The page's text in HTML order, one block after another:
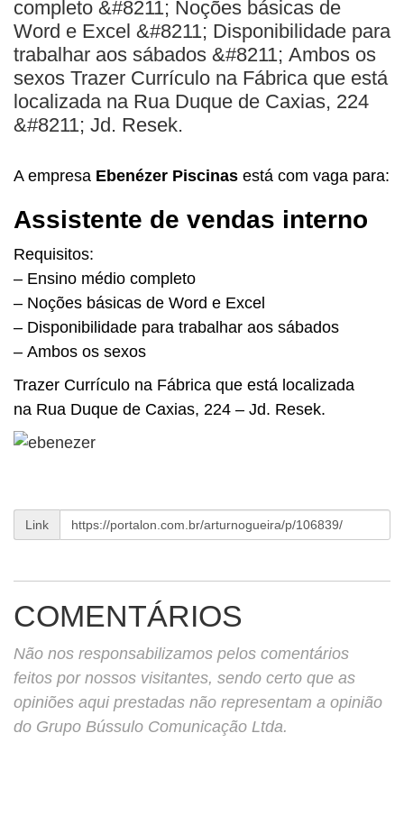
BUSCAR
completo &#8211; Noções básicas de
Word e Excel &#8211; Disponibilidade para
trabalhar aos sábados &#8211; Ambos os
sexos Trazer Currículo na Fábrica que está
localizada na Rua Duque de Caxias, 224
&#8211; Jd. Resek.
A empresa Ebenézer Piscinas está com vaga para:
Assistente de vendas interno
Requisitos:
– Ensino médio completo
– Noções básicas de Word e Excel
– Disponibilidade para trabalhar aos sábados
– Ambos os sexos
Trazer Currículo na Fábrica que está localizada
na Rua Duque de Caxias, 224 – Jd. Resek.
Link
COMENTÁRIOS
Não nos responsabilizamos pelos comentários
feitos por nossos visitantes, sendo certo que as
opiniões aqui prestadas não representam a opinião
do Grupo Bússulo Comunicação Ltda.